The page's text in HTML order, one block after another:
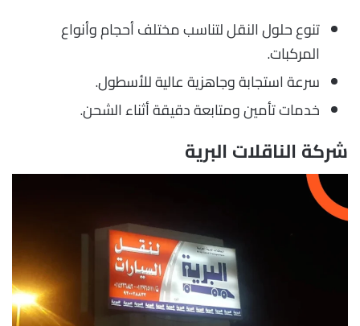
تنوع حلول النقل لتناسب مختلف أحجام وأنواع
المركبات.
سرعة استجابة وجاهزية عالية للأسطول.
خدمات تأمين ومتابعة دقيقة أثناء الشحن.
شركة الناقلات البرية